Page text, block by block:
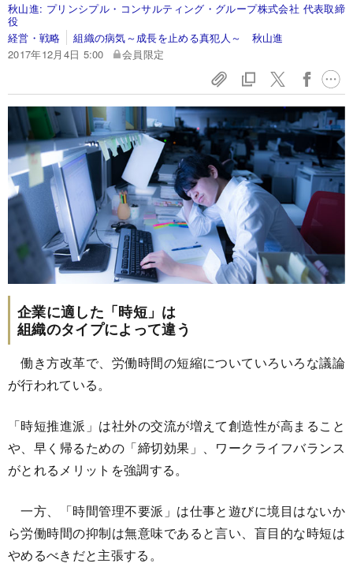
秋山進: プリンシプル・コンサルティング・グループ株式会社 代表取締
役
経営・戦略
組織の病気～成長を止める真犯人～ 秋山進
2017年12月4日 5:00
会員限定
企業に適した「時短」は
組織のタイプによって違う
働き方改革で、労働時間の短縮についていろいろな議論
が行われている。
「時短推進派」は社外の交流が増えて創造性が高まること
や、早く帰るための「締切効果」、ワークライフバランス
がとれるメリットを強調する。
一方、「時間管理不要派」は仕事と遊びに境目はないか
ら労働時間の抑制は無意味であると言い、盲目的な時短は
やめるべきだと主張する。